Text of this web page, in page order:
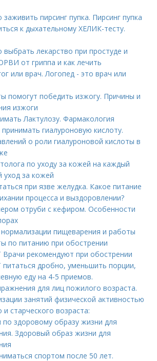
заживить пирсинг пупка. Пирсинг пупка
к дыхательному ХЕЛИК-тесту.
выбрать лекарство при простуде и
от гриппа и как лечить
или врач. Логопед - это врач или
помогут победить изжогу. Причины и
изжоги
Лактулозу. Фармакология
гиалуроновую кислоту.
о роли гиалуроновой кислоты в
по уходу за кожей на каждый
уход за кожей
при язве желудка. Какое питание
процесса и выздоровлении?
отруби с кефиром. Особенности
пищеварения и работы
по питанию при обострении
рекомендуют при обострении
дробно, уменьшить порции,
еду на 4-5 приемов.
для лиц пожилого возраста.
занятий физической активностью
старческого возраста:
по здоровому образу жизни для
Здоровый образ жизни для
спортом после 50 лет.